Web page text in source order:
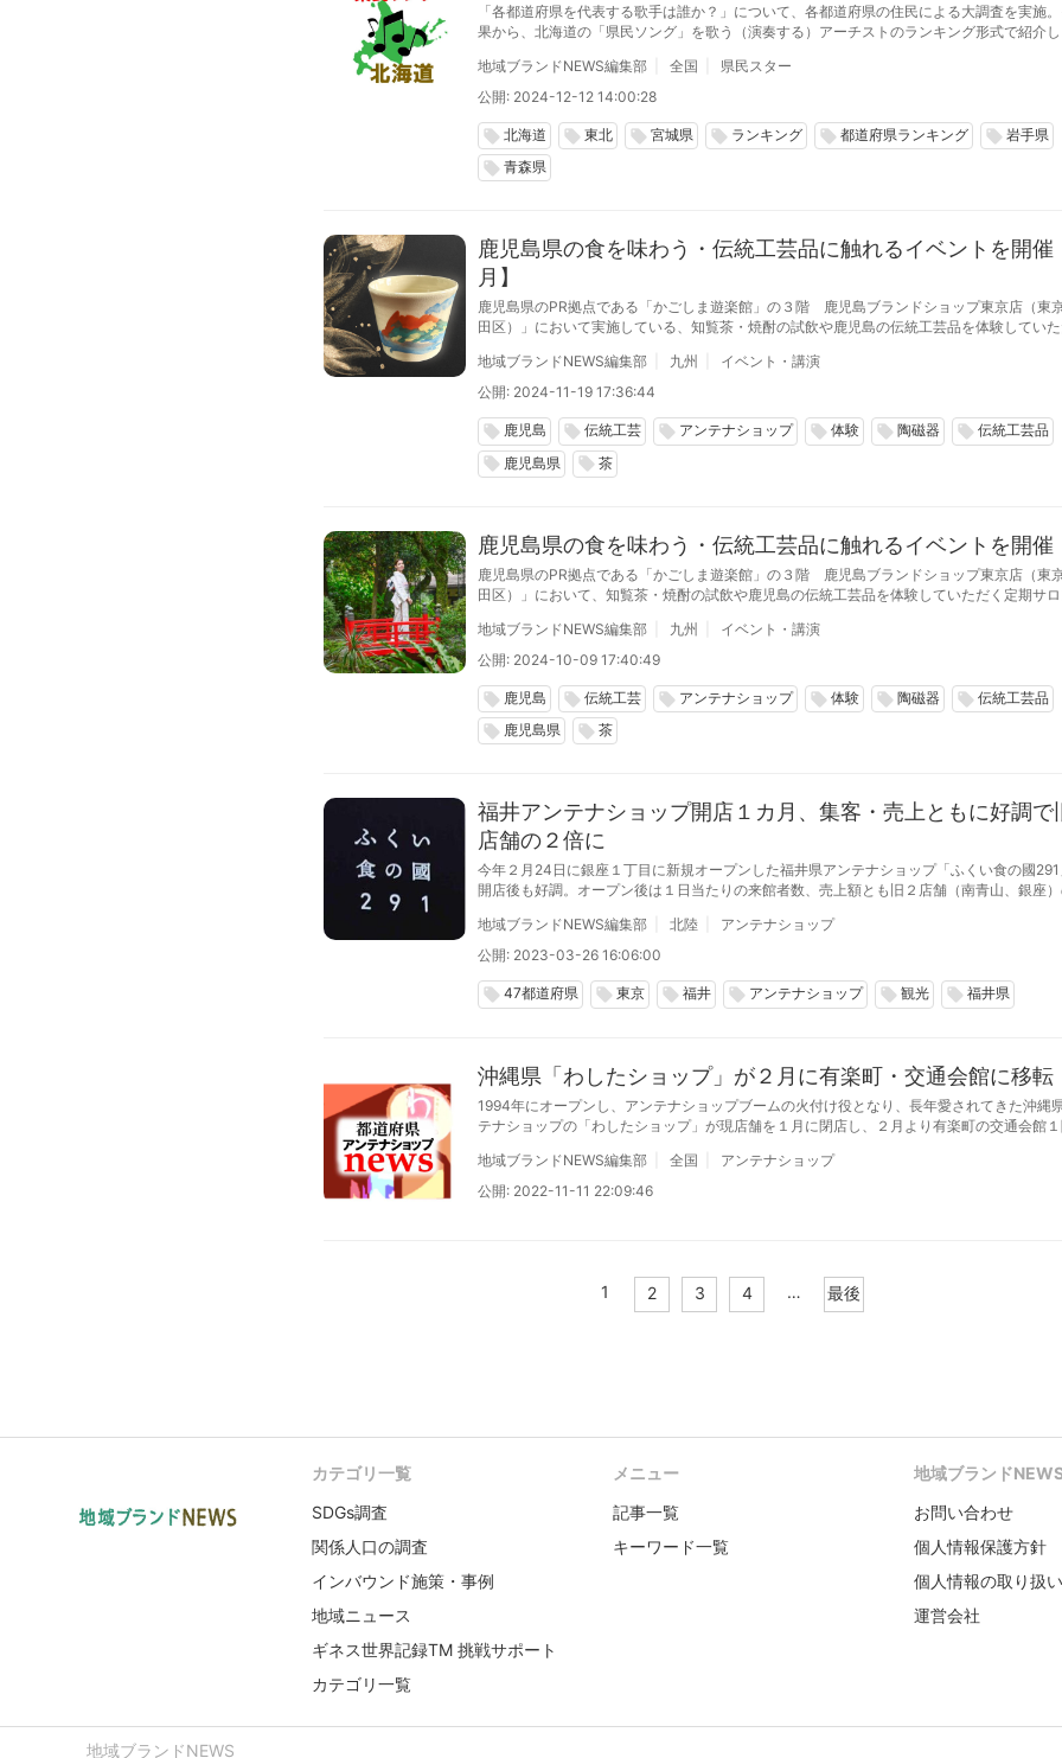
「各都道府県を代表する歌手は誰か？」について、各都道府県の住民による大調査を実施
果から、北海道の「県民ソング」を歌う（演奏する）アーチストのランキング形式で紹介し
地域ブランドNEWS編集部
全国
県民スター
公開: 2024-12-12 14:00:28
local_offer 北海道 local_offer 東北 local_offer 宮城県 local_offer ランキング local_offer 都道府県ランキング local_offer 岩手県
local_offer 青森県
鹿児島県の食を味わう・伝統工芸品に触れるイベントを開催
月】
鹿児島県のPR拠点である「かごしま遊楽館」の３階 鹿児島ブランドショップ東京店（東
田区）」において実施している、知覧茶・焼酎の試飲や鹿児島の伝統工芸品を体験してい
る絵付けワークショップの開催が決定しました。ただいま参加者を募集しています。
地域ブランドNEWS編集部 九州
イベント・講演
公開: 2024-11-19 17:36:44
local_offer 鹿児島 local_offer 伝統工芸 local_offer アンテナショップ local_offer 体験 local_offer 陶磁器 local_offer 伝統工芸品
local_offer 鹿児島県 local_offer 茶
鹿児島県の食を味わう・伝統工芸品に触れるイベントを開催
鹿児島県のPR拠点である「かごしま遊楽館」の３階 鹿児島ブランドショップ東京店（東
田区）」において、知覧茶・焼酎の試飲や鹿児島の伝統工芸品を体験していただく定期サ
地域ブランドNEWS編集部
九州
イベント・講演
公開: 2024-10-09 17:40:49
local_offer 鹿児島 local_offer 伝統工芸 local_offer アンテナショップ local_offer 体験 local_offer 陶磁器 local_offer 伝統工芸品
local_offer 鹿児島県 local_offer 茶
福井アンテナショップ開店１カ月、集客・売上ともに好調で
店舗の２倍に
今年２月24日に銀座１丁目に新規オープンした福井県アンテナショップ「ふくい食の國291
開店後も好調。オープン後は１日当たりの来館者数、売上額とも旧２店舗（南青山、銀座
地域ブランドNEWS編集部
北陸
アンテナショップ
公開: 2023-03-26 16:06:00
local_offer 47都道府県 local_offer 東京 local_offer 福井 local_offer アンテナショップ local_offer 観光 local_offer 福井県
沖縄県「わしたショップ」が２月に有楽町・交通会館に移転
1994年にオープンし、アンテナショップブームの火付け役となり、長年愛されてきた沖縄
テナショップの「わしたショップ」が現店舗を１月に閉店し、２月より有楽町の交通会館
地域ブランドNEWS編集部
全国
アンテナショップ
公開: 2022-11-11 22:09:46
1 2 3 4 … 最後
カテゴリ一覧
SDGs調査
関係人口の調査
インバウンド施策・事例
地域ニュース
ギネス世界記録TM 挑戦サポート
カテゴリ一覧
メニュー
記事一覧
キーワード一覧
地域ブランド
お問い合わせ
個人情報保護方針
個人情報の取り扱い
運営会社
地域ブランドNEWS